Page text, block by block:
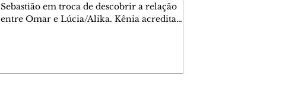
Sebastião em troca de descobrir a relação
entre Omar e Lúcia/Alika. Kênia acredita